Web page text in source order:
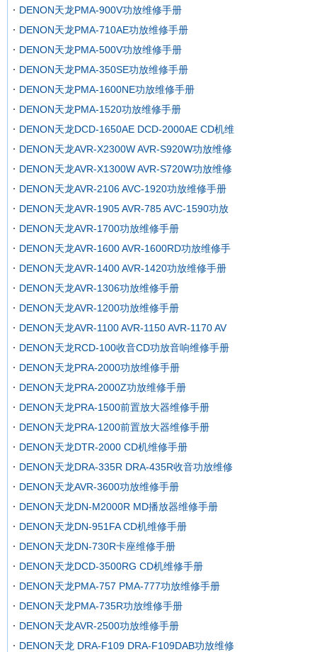
DENON天龙PMA-900V功放维修手册
DENON天龙PMA-710AE功放维修手册
DENON天龙PMA-500V功放维修手册
DENON天龙PMA-350SE功放维修手册
DENON天龙PMA-1600NE功放维修手册
DENON天龙PMA-1520功放维修手册
DENON天龙DCD-1650AE DCD-2000AE CD机维
DENON天龙AVR-X2300W AVR-S920W功放维修
DENON天龙AVR-X1300W AVR-S720W功放维修
DENON天龙AVR-2106 AVC-1920功放维修手册
DENON天龙AVR-1905 AVR-785 AVC-1590功放
DENON天龙AVR-1700功放维修手册
DENON天龙AVR-1600 AVR-1600RD功放维修手
DENON天龙AVR-1400 AVR-1420功放维修手册
DENON天龙AVR-1306功放维修手册
DENON天龙AVR-1200功放维修手册
DENON天龙AVR-1100 AVR-1150 AVR-1170 AV
DENON天龙RCD-100收音CD功放音响维修手册
DENON天龙PRA-2000功放维修手册
DENON天龙PRA-2000Z功放维修手册
DENON天龙PRA-1500前置放大器维修手册
DENON天龙PRA-1200前置放大器维修手册
DENON天龙DTR-2000 CD机维修手册
DENON天龙DRA-335R DRA-435R收音功放维修
DENON天龙AVR-3600功放维修手册
DENON天龙DN-M2000R MD播放器维修手册
DENON天龙DN-951FA CD机维修手册
DENON天龙DN-730R卡座维修手册
DENON天龙DCD-3500RG CD机维修手册
DENON天龙PMA-757 PMA-777功放维修手册
DENON天龙PMA-735R功放维修手册
DENON天龙AVR-2500功放维修手册
DENON天龙 DRA-F109 DRA-F109DAB功放维修